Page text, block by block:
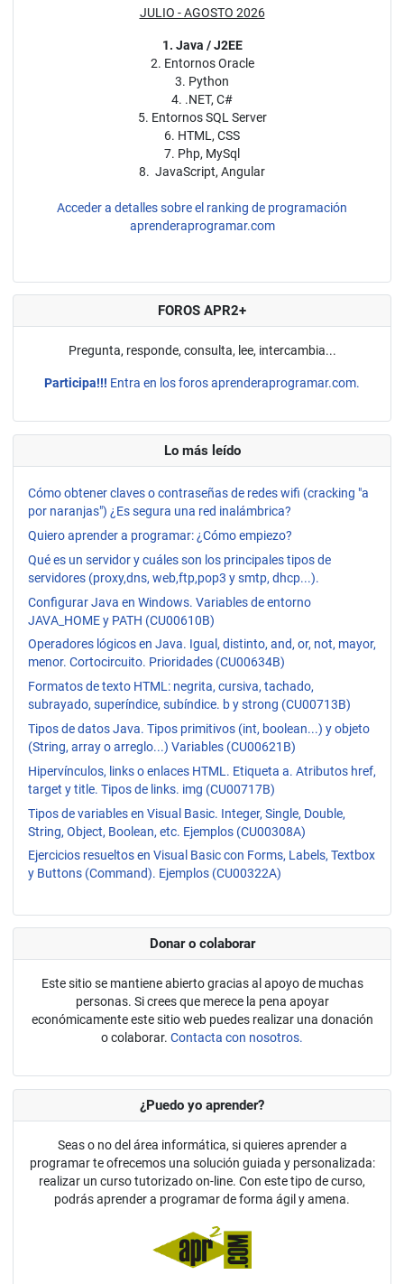
JULIO - AGOSTO 2026
1. Java / J2EE
2. Entornos Oracle
3. Python
4. .NET, C#
5. Entornos SQL Server
6. HTML, CSS
7. Php, MySql
8. JavaScript, Angular
Acceder a detalles sobre el ranking de programación
aprenderaprogramar.com
FOROS APR2+
Pregunta, responde, consulta, lee, intercambia...
Participa!!! Entra en los foros aprenderaprogramar.com.
Lo más leído
Cómo obtener claves o contraseñas de redes wifi (cracking "a
por naranjas") ¿Es segura una red inalámbrica?
Quiero aprender a programar: ¿Cómo empiezo?
Qué es un servidor y cuáles son los principales tipos de
servidores (proxy,dns, web,ftp,pop3 y smtp, dhcp...).
Configurar Java en Windows. Variables de entorno
JAVA_HOME y PATH (CU00610B)
Operadores lógicos en Java. Igual, distinto, and, or, not, mayor,
menor. Cortocircuito. Prioridades (CU00634B)
Formatos de texto HTML: negrita, cursiva, tachado,
subrayado, superíndice, subíndice. b y strong (CU00713B)
Tipos de datos Java. Tipos primitivos (int, boolean...) y objeto
(String, array o arreglo...) Variables (CU00621B)
Hipervínculos, links o enlaces HTML. Etiqueta a. Atributos href,
target y title. Tipos de links. img (CU00717B)
Tipos de variables en Visual Basic. Integer, Single, Double,
String, Object, Boolean, etc. Ejemplos (CU00308A)
Ejercicios resueltos en Visual Basic con Forms, Labels, Textbox
y Buttons (Command). Ejemplos (CU00322A)
Donar o colaborar
Este sitio se mantiene abierto gracias al apoyo de muchas
personas. Si crees que merece la pena apoyar
económicamente este sitio web puedes realizar una donación
o colaborar. Contacta con nosotros.
¿Puedo yo aprender?
Seas o no del área informática, si quieres aprender a
programar te ofrecemos una solución guiada y personalizada:
realizar un curso tutorizado on-line. Con este tipo de curso,
podrás aprender a programar de forma ágil y amena.